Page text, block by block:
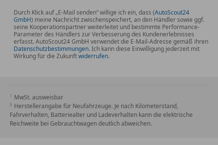
* Fahrer- und Beifahrer-Airbag (Beifahrerairbag
deaktivierbar)
* Fahrer- und Beifahrersitz manuel
höhenverstellbar
* Haifischflosse Dachantenne
* LED-Projektions Frontscheinwerfer
* LED-Tagfahrlicht mit LED-Lichtsignatur
Durch Klick auf „E-Mail senden“ willige ich ein, dass (AutoScout24
GmbH) meine Nachricht zwischenspeichert, an den Händler sowie ggf.
seine Kooperationspartner weiterleitet und bestimmte Performance-
Parameter des Händlers zur Verbesserung des Kundenerlebnisses
erfasst. AutoScout24 GmbH verwendet die E-Mail-Adresse gemäß ihren
Datenschutzbestimmungen. Ich kann diese Einwilligung jederzeit mit
Wirkung für die Zukunftwiderrufen.
MwSt. ausweisbar
Herstellerangabe für Neufahrzeuge. Je nach Kilometerstand,
Fahrverhalten, Batteriealter und Ladeverhalten kann die elektrische
Reichweite bei Gebrauchtwagen deutlich abweichen.